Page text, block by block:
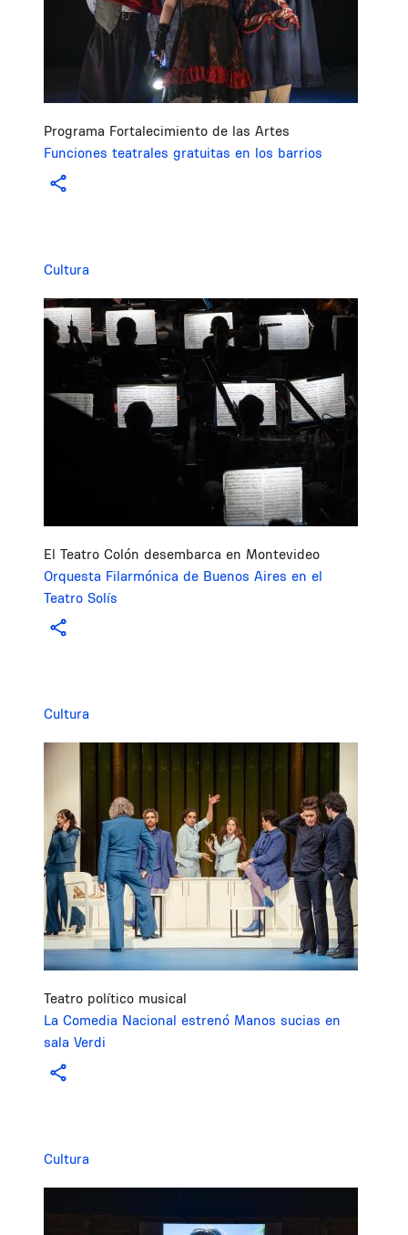
Programa Fortalecimiento de las Artes
Funciones teatrales gratuitas en los barrios
Cultura
Image
El Teatro Colón desembarca en Montevideo
Orquesta Filarmónica de Buenos Aires en el
Teatro Solís
Cultura
Image
Teatro político musical
La Comedia Nacional estrenó Manos sucias en
sala Verdi
Cultura